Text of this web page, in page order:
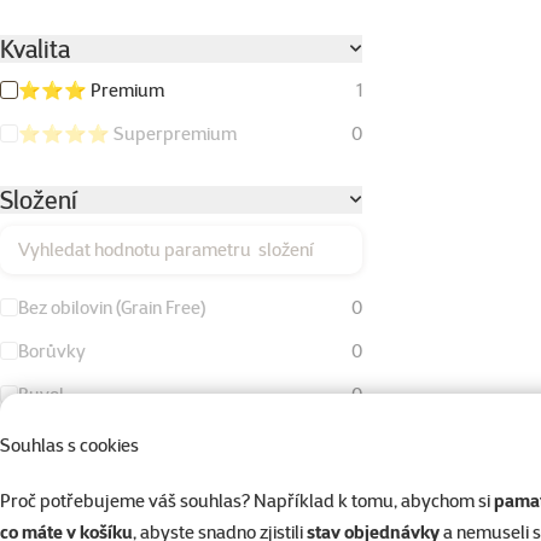
Souhlas s cookies
Proč potřebujeme váš souhlas? Například k tomu, abychom si
co máte v košíku, abyste snadno zjistilistav objednávkya nemuseli
Kvalita
⭐⭐⭐ Premium
1
⭐⭐⭐⭐ Superpremium
0
Složení
Vyhledat hodnotu parametru složení
Bez obilovin (Grain Free)
0
Borůvky
0
Buvol
0
Buvolí kůže
Hovězí maso
1